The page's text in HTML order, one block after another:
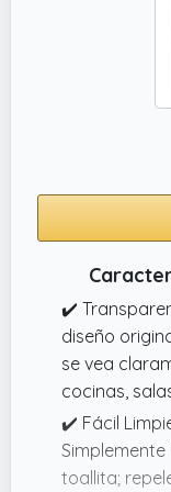
✔️
diseño
se vea
cocinas,
✔️ Fácil
toallita;